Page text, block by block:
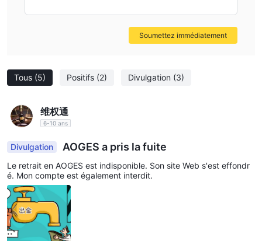
Tous (5) Positifs (2) Divulgation (3)
维权通
6-10 ans
Divulgation AOGES a pris la fuite
Le retrait en AOGES est indisponible. Son site Web s'est effondr
é. Mon compte est également interdit.
Soumettez immédiatement